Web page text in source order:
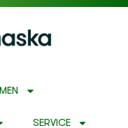
SERVICE